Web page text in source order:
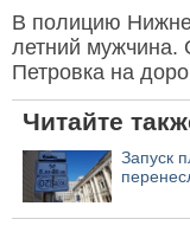
В полицию
летний мужчина.
Петровка на
Читайте
Запуск